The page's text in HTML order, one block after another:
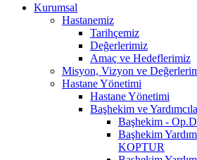
Kurumsal
Hastanemiz
Tarihçemiz
Değerlerimiz
Amaç ve Hedeflerimiz
Misyon, Vizyon ve
Hastane Yönetimi
Hastane Yönetimi
Başhekim ve
Başhekim -
Başhekim
KOPTUR